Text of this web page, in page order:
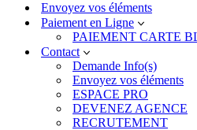
Envoyez vos éléments
Paiement en Ligne
PAIEMENT CARTE
Contact
Demande Info(s)
Envoyez vos éléments
ESPACE PRO
DEVENEZ AGENCE
RECRUTEMENT